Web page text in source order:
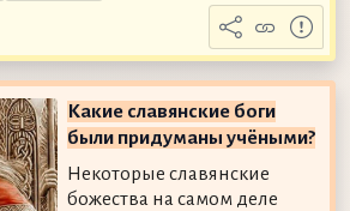
Какие славянские боги
были придуманы учёными?
Некоторые славянские
божества на самом деле